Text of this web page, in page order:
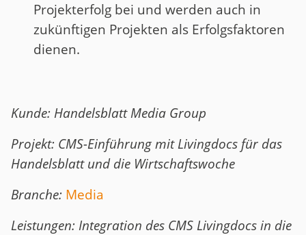
Projekterfolg bei und werden auch in
zukünftigen Projekten als Erfolgsfaktoren
dienen.
Kunde: Handelsblatt Media Group
Projekt: CMS-Einführung mit Livingdocs für das
Handelsblatt und die Wirtschaftswoche
Branche: Media
Leistungen: Integration des CMS Livingdocs in die